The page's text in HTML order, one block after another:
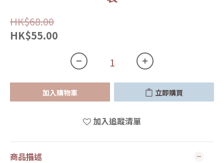
HK$68.00
HK$55.00
加入購物車 立即購買
加入追蹤清單
商品描述